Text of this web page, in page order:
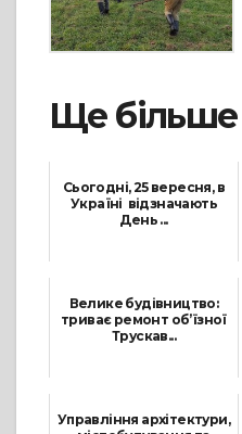
Ще більше
Сьогодні, 25 вересня, в
Україні відзначають
День ...
Велике будівництво:
триває ремонт об’їзної
Трускав...
Управління архітектури,